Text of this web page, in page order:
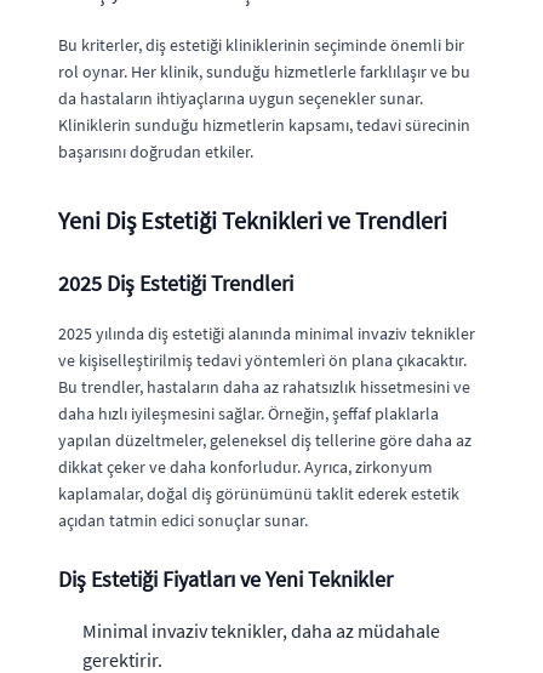
Bu kriterler, diş estetiği kliniklerinin seçiminde önemli bir
rol oynar. Her klinik, sunduğu hizmetlerle farklılaşır ve bu
da hastaların ihtiyaçlarına uygun seçenekler sunar.
Kliniklerin sunduğu hizmetlerin kapsamı, tedavi sürecinin
başarısını doğrudan etkiler.
Yeni Diş Estetiği Teknikleri ve Trendleri
2025 Diş Estetiği Trendleri
2025 yılında diş estetiği alanında minimal invaziv teknikler
ve kişiselleştirilmiş tedavi yöntemleri ön plana çıkacaktır.
Bu trendler, hastaların daha az rahatsızlık hissetmesini ve
daha hızlı iyileşmesini sağlar. Örneğin, şeffaf plaklarla
yapılan düzeltmeler, geleneksel diş tellerine göre daha az
dikkat çeker ve daha konforludur. Ayrıca, zirkonyum
kaplamalar, doğal diş görünümünü taklit ederek estetik
açıdan tatmin edici sonuçlar sunar.
Diş Estetiği Fiyatları ve Yeni Teknikler
Minimal invaziv teknikler, daha az müdahale
gerektirir.